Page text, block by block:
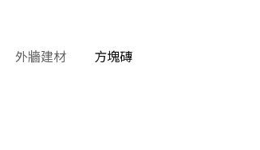
外牆建材 方塊磚